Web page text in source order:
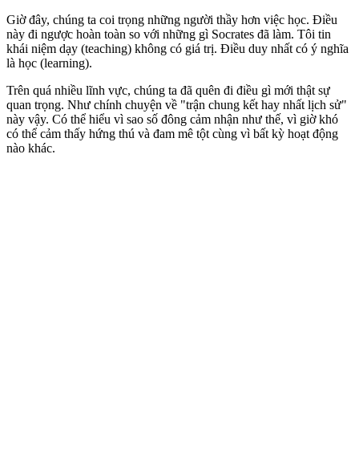
Giờ đây, chúng ta coi trọng những người thầy hơn việc học. Điều
này đi ngược hoàn toàn so với những gì Socrates đã làm. Tôi tin
khái niệm dạy (teaching) không có giá trị. Điều duy nhất có ý nghĩa
là học (learning).
Trên quá nhiều lĩnh vực, chúng ta đã quên đi điều gì mới thật sự
quan trọng. Như chính chuyện về "trận chung kết hay nhất lịch sử"
này vậy. Có thể hiểu vì sao số đông cảm nhận như thế, vì giờ khó
có thể cảm thấy hứng thú và đam mê tột cùng vì bất kỳ hoạt động
nào khác.